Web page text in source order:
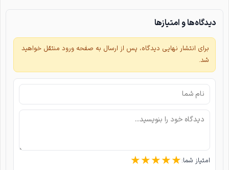
دیدگاه‌ها و امتیازها
برای انتشار نهایی دیدگاه، پس از ارسال به صفحه ورود منتقل خواهید
شد.
امتیاز شما: ★★★★★